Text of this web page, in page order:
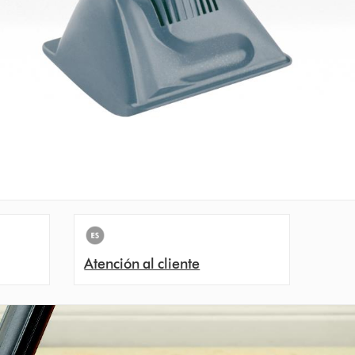
Atención al cliente